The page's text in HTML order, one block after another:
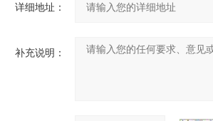
详细地址：
补充说明：